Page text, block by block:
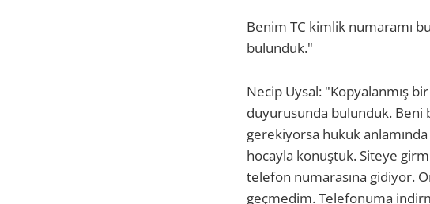
Benim TC kimlik numaramı
bulunduk."
Necip Uysal: "Kopyalanmış
duyurusunda bulunduk. Beni
gerekiyorsa hukuk
hocayla konuştuk. Siteye
telefon numarasına gidiyor.
geçmedim. Telefonuma